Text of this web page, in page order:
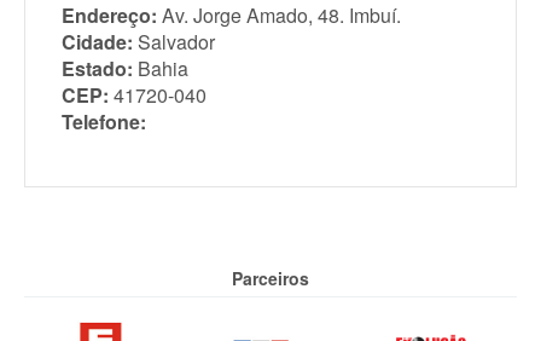
Endereço: Av. Jorge Amado, 48. Imbuí.
Cidade: Salvador
Estado: Bahia
CEP: 41720-040
Telefone:
Parceiros